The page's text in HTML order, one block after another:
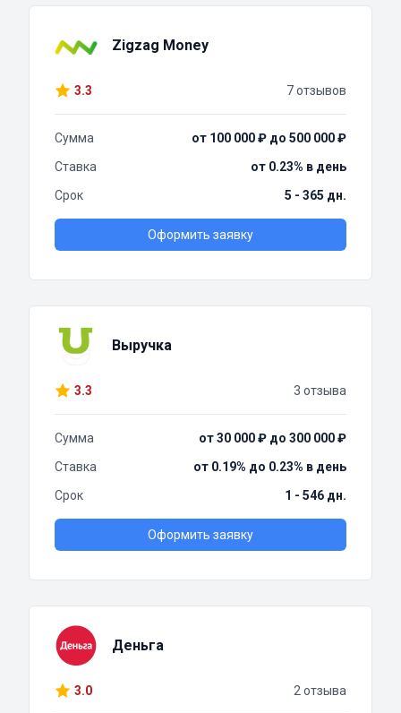
Zigzag Money
3.3 7 отзывов
Сумма
от 100 000 ₽ до 500 000 ₽
Ставка
от 0.23% в день
Срок
5 - 365 дн.
Оформить заявку
Выручка
3.3 3 отзыва
Сумма
от 30 000 ₽ до 300 000 ₽
Ставка
от 0.19% до 0.23% в день
Срок
1 - 546 дн.
Оформить заявку
Деньга
3.0 2 отзыва